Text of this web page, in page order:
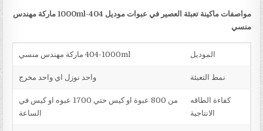
مواصفات ماكينة تعبئة العصير في عبوات موديل 404-1000ml
ماركة مهندس
منسي
الموديل 404-1000ml ماركة مهندس منسي
نمط التعبئة واحد نوزل اي واحد مخرج
كفاءة الطاقه
الانتاجية
من 800 عبوة او كيس حتي 1700 عبوه او كيس في
الساعة